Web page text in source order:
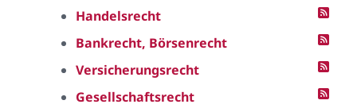
Handelsrecht
Bankrecht, Börsenrecht
Versicherungsrecht
Gesellschaftsrecht